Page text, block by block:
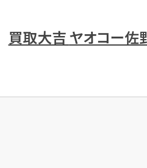
買取大吉 ヤオコー佐